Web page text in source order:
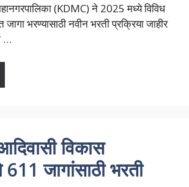
(KDMC) ने 2025 मध्ये विविध
जागा भरण्यासाठी नवीन भरती प्रक्रिया जाहीर
…
विकास
611 जागांसाठी भरती